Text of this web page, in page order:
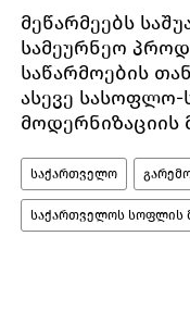
მეწარმეებს
სამეურნეო
საწარმოების
ასევე სასოფლო-
მოდერნიზაციის
საქართველო
საქართველოს სოფლის